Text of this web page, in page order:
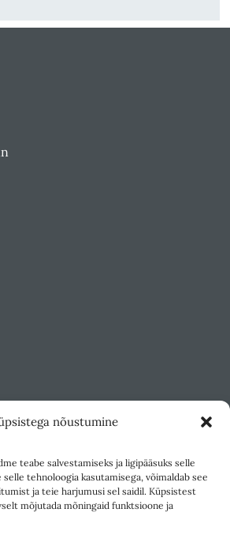
nõustumine
teabe salvestamiseks ja ligipääsuks selle
tehnoloogia kasutamisega, võimaldab see
ja teie harjumusi sel saidil. Küpsistest
mõjutada mõningaid funktsioone ja